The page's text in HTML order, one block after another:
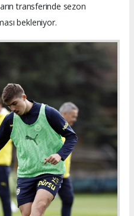
transferinde sezon
bekleniyor.